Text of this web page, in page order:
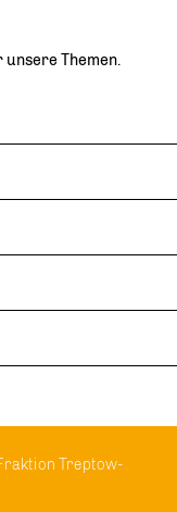
Themen.
Treptow-